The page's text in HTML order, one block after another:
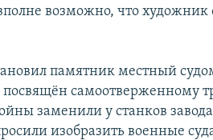
возможно, что художник
памятник местный
самоотверженному
заменили у станков
изобразить военные